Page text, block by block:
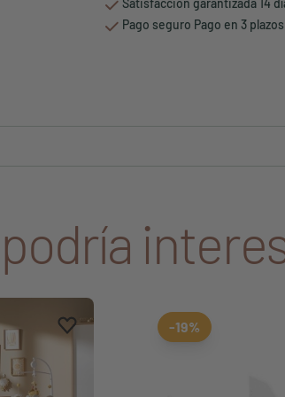
Satisfacción garantizada 14
Pago seguro Pago en 3
Aggiungi ai preferiti
borrar favoritos -19%